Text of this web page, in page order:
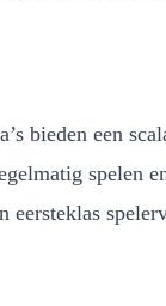
bieden een
spelen
eersteklas